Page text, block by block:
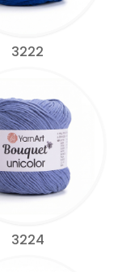
3222
3224